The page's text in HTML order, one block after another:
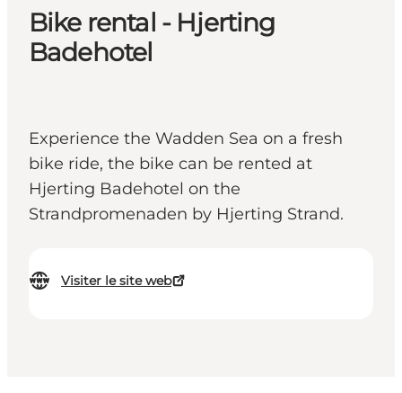
Bike rental - Hjerting
Badehotel
Experience the Wadden Sea on a fresh
bike ride, the bike can be rented at
Hjerting Badehotel on the
Strandpromenaden by Hjerting Strand.
Visiter le site web